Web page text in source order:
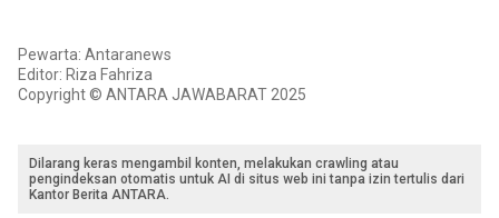
Pewarta: Antaranews
Editor: Riza Fahriza
Copyright © ANTARA JAWABARAT 2025
Dilarang keras mengambil konten, melakukan crawling atau
pengindeksan otomatis untuk AI di situs web ini tanpa izin tertulis dari
Kantor Berita ANTARA.